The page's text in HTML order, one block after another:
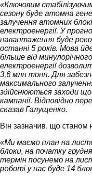
«Ключовим
сезону буде атомна
залучення атомних
електроенергії. У
навантаження буде
останні 5 років. Мова
більше від
електроенергії
3,6 млн тонн. Для
максимального
здійснюються заходи
кампанії. Відповідно
сказав Галущенко.
Він зазначив, що станом
«Ми маємо план на
блоки, на початку
термін посунемо на
роботі у нас буде 14